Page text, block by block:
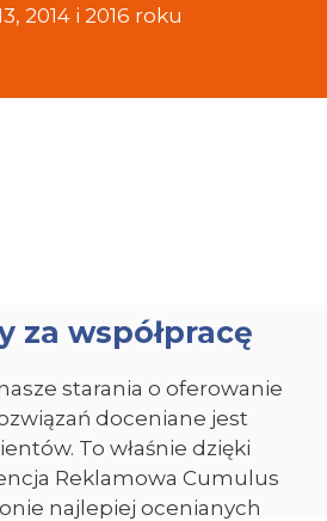
2014 i 2016 roku
za współpracę
starania o oferowanie
doceniane jest
To właśnie dzięki
Reklamowa Cumulus
najlepiej ocenianych